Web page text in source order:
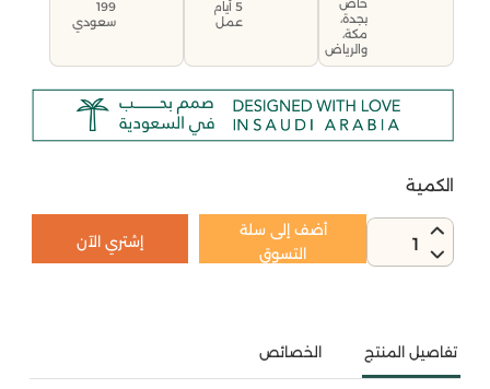
خاص
بجدة،
مكة،
والرياض
5 أيام
عمل
199
سعودي
الكمية
1
أضف إلى سلة
التسوق
إشتري الآن
تفاصيل المنتج الخصائص